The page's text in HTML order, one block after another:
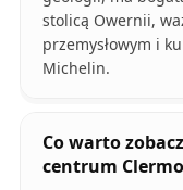
stolicą Owernii,
przemysłowym i
Michelin.
Co warto
centrum